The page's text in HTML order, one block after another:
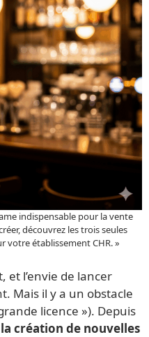
indispensable pour la vente
découvrez les trois seules
votre établissement CHR. »
et l’envie de lancer
Mais il y a un obstacle
licence »). Depuis
la création de nouvelles